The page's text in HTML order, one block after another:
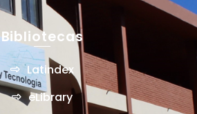
Bibliotecas
Latindex
eLibrary